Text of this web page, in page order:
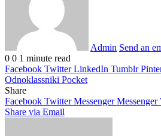
Admin Send an
0 0 1 minute read
Facebook Twitter LinkedIn Tumblr
Odnoklassniki Pocket
Share
Facebook Twitter Messenger Messenger
Share via Email